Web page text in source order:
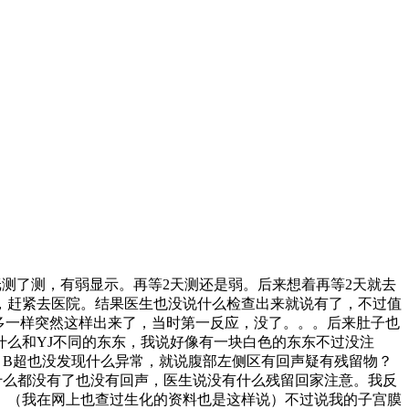
了测，有弱显示。再等2天测还是弱。后来想着再等2天就去
紧去医院。结果医生也没说什么检查出来就说有了，不过值
样突然这样出来了，当时第一反应，没了。。。后来肚子也
和YJ不同的东东，我说好像有一块白色的东东不过没注
也没发现什么异常，就说腹部左侧区有回声疑有残留物？
都没有了也没有回声，医生说没有什么残留回家注意。我反
我在网上也查过生化的资料也是这样说）不过说我的子宫膜